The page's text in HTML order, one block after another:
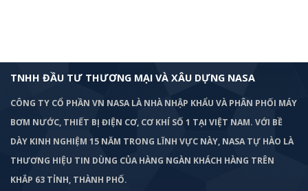
TNHH ĐẦU TƯ THƯƠNG MẠI VÀ XÂU DỰNG NASA
CÔNG TY CỔ PHẦN VN NASA LÀ NHÀ NHẬP KHẨU VÀ PHÂN PHỐI MÁY
BƠM NƯỚC, THIẾT BỊ ĐIỆN CƠ, CƠ KHÍ SỐ 1 TẠI VIỆT NAM. VỚI BỀ
DÀY KINH NGHIỆM 15 NĂM TRONG LĨNH VỰC NÀY, NASA TỰ HÀO LÀ
THƯƠNG HIỆU TIN DÙNG CỦA HÀNG NGÀN KHÁCH HÀNG TRÊN
KHẮP 63 TỈNH, THÀNH PHỐ.